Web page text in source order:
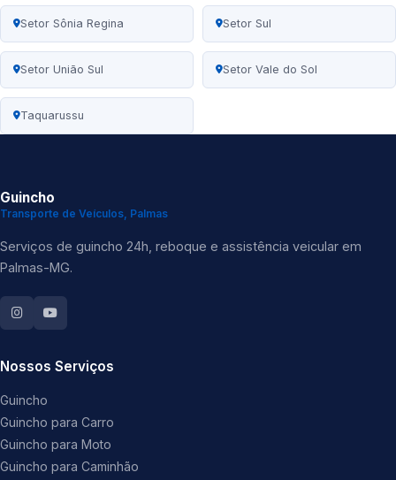
Setor Sônia Regina Setor Sul
Setor União Sul Setor Vale do Sol
Taquarussu
Guincho
Transporte de Veículos, Palmas
Serviços de guincho 24h, reboque e assistência veicular em
Palmas-MG.
Nossos Serviços
Guincho
Guincho para Carro
Guincho para Moto
Guincho para Caminhão